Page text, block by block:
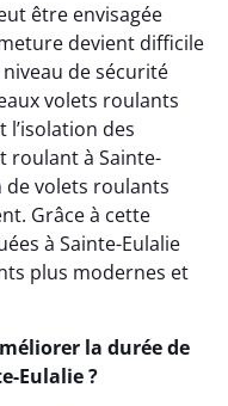
être envisagée
devient difficile
de sécurité
volets roulants
des
roulant à Sainte-
de volets roulants
Grâce à cette
à Sainte-Eulalie
plus modernes et
la durée de
Eulalie ?